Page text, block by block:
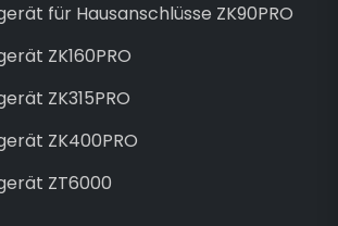
für Hausanschlüsse ZK90PRO
ZK160PRO
ZK315PRO
ZK400PRO
ZT6000